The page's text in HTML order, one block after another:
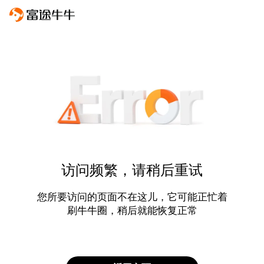
访问频繁，请稍后重试
您所要访问的页面不在这儿，它可能正忙着
刷牛牛圈，稍后就能恢复正常